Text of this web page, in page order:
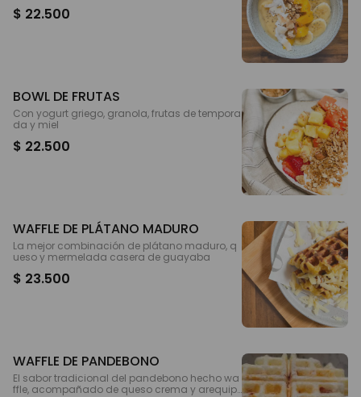
$ 22.500
BOWL DE FRUTAS
Con yogurt griego, granola, frutas de tempora
da y miel
$ 22.500
WAFFLE DE PLÁTANO MADURO
La mejor combinación de plátano maduro, q
ueso y mermelada casera de guayaba
$ 23.500
WAFFLE DE PANDEBONO
El sabor tradicional del pandebono hecho wa
ffle, acompañado de queso crema y arequip